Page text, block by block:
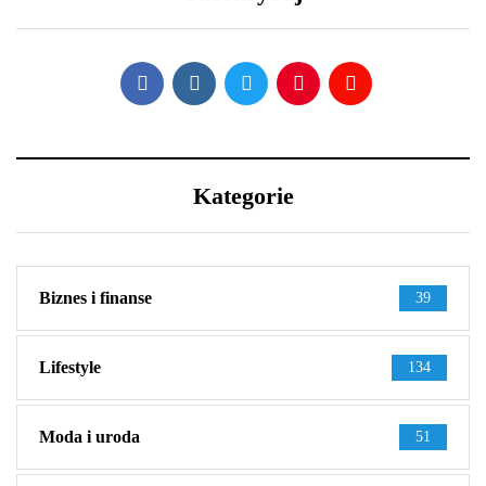
Kategorie
Biznes i finanse 39
Lifestyle 134
Moda i uroda 51